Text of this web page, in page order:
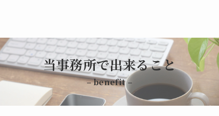
当事務所で出来ること
– benefit –